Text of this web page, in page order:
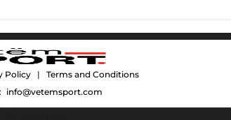
Policy |
Terms and Conditions
info@vetemsport.com